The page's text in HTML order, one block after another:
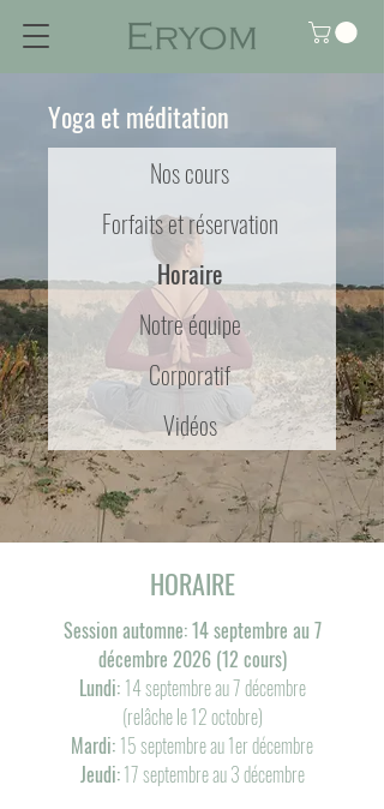
Yoga et méditation
Nos cours
Forfaits et réservation
Horaire
Notre équipe
Corporatif
Vidéos
HORAIRE
Session automne: 14 septembre au 7
décembre 2026 (12 cours)
Lundi: 14 septembre au 7 décembre
(relâche le 12 octobre)
Mardi: 15 septembre au 1er décembre
Jeudi:17 septembre au 3 décembre